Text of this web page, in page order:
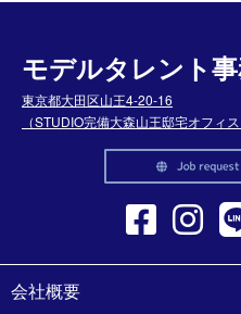
モデルタレント
東京都大田区山王4-20-16
（STUDIO完備大森山王邸宅オフィス
会社概要